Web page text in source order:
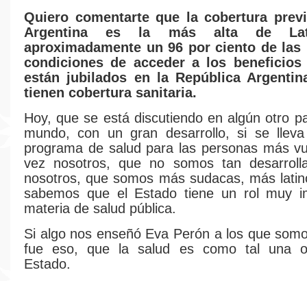
Quiero comentarte que la cobertura
Argentina es la más alta de
aproximadamente un 96 por ciento de las
condiciones de acceder a los
están jubilados en la República
tienen cobertura sanitaria.
Hoy, que se está discutiendo en algún otro
mundo, con un gran desarrollo, si se
programa de salud para las personas más
vez nosotros, que no somos tan
nosotros, que somos más sudacas, más
sabemos que el Estado tiene un rol muy
materia de salud pública.
Si algo nos enseñó Eva Perón a los que
fue eso, que la salud es como tal una
Estado.